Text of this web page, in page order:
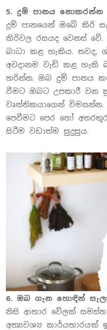
5. දුම් පානය නොකරන්න
දුම් පානයෙන් ඔබේ කිරි
කිරිවල රසයද වෙනස්
බාධා කළ හැකිය. තවද,
අවදානම වැඩි කළ හැකි
හරින්න. ඔබ දුම් පානය
වීමට ඔබට උපකාරී වන
වෘත්තිකයාගෙන්
පෙවීමට පෙර හෝ
සිටීම වඩාත්ම සුදුසුය.
6. ඔබ ගැන හොඳින්
නිසි ආහාර වේලක් සමස්ත
අත්‍යවශ්‍ය කාර්යභාරයක්